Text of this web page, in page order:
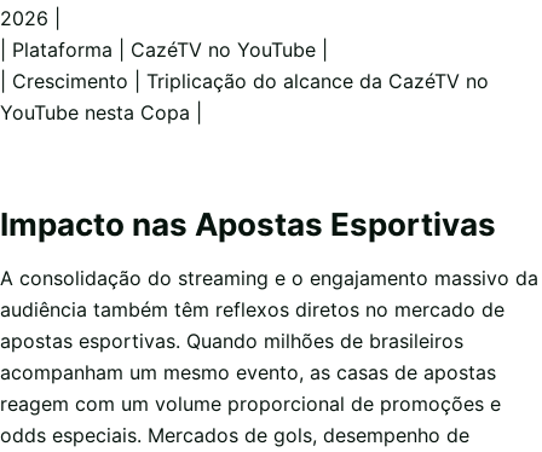
2026 |
| Plataforma | CazéTV no YouTube |
| Crescimento | Triplicação do alcance da CazéTV no
YouTube nesta Copa |
Impacto nas Apostas Esportivas
A consolidação do streaming e o engajamento massivo da
audiência também têm reflexos diretos no mercado de
apostas esportivas. Quando milhões de brasileiros
acompanham um mesmo evento, as casas de apostas
reagem com um volume proporcional de promoções e
odds especiais. Mercados de gols, desempenho de